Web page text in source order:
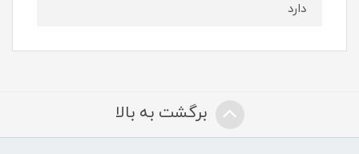
دارد
برگشت به بالا